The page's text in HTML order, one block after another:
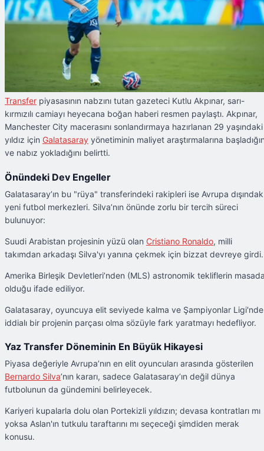
Transfer piyasasının nabzını tutan gazeteci Kutlu Akpınar, sarı-
kırmızılı camiayı heyecana boğan haberi resmen paylaştı. Akpınar,
Manchester City macerasını sonlandırmaya hazırlanan 29 yaşındaki
yıldız için Galatasaray yönetiminin maliyet araştırmalarına
ve nabız yokladığını belirtti.
Önündeki Dev Engeller
Galatasaray’ın bu "rüya" transferindeki rakipleri ise Avrupa
yeni futbol merkezleri. Silva’nın önünde zorlu bir tercih süreci
bulunuyor:
Suudi Arabistan projesinin yüzü olan Cristiano Ronaldo, milli
takımdan arkadaşı Silva'yı yanına çekmek için bizzat devreye girdi.
Amerika Birleşik Devletleri’nden (MLS) astronomik tekliflerin
olduğu ifade ediliyor.
Galatasaray, oyuncuya elit seviyede kalma ve Şampiyonlar Ligi'nde
iddialı bir projenin parçası olma sözüyle fark yaratmayı hedefliyor.
Yaz Transfer Döneminin En Büyük Hikayesi
Piyasa değeriyle Avrupa’nın en elit oyuncuları arasında gösterilen
Bernardo Silva’nın kararı, sadece Galatasaray’ın değil dünya
futbolunun da gündemini belirleyecek.
Kariyeri kupalarla dolu olan Portekizli yıldızın; devasa kontratları mı
yoksa Aslan'ın tutkulu taraftarını mı seçeceği şimdiden merak
konusu.